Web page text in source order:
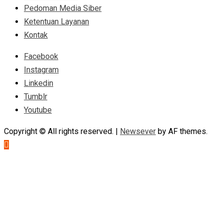
Pedoman Media Siber
Ketentuan Layanan
Kontak
Facebook
Instagram
Linkedin
Tumblr
Youtube
Copyright © All rights reserved. | Newsever by AF themes.